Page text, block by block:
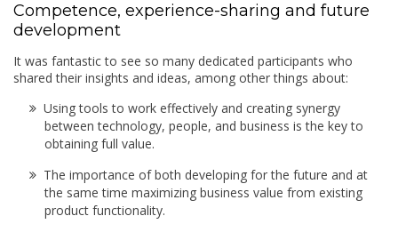
Competence, experience-sharing and future
development
It was fantastic to see so many dedicated participants who
shared their insights and ideas, among other things about:
Using tools to work effectively and creating synergy
between technology, people, and business is the key to
obtaining full value.
The importance of both developing for the future and at
the same time maximizing business value from existing
product functionality.